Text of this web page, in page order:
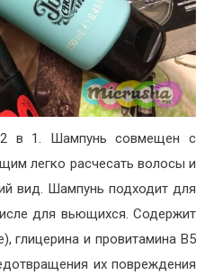
2 в 1. Шампунь совмещен с
легко расчесать волосы и
вид. Шампунь подходит для
для вьющихся. Содержит
глицерина и провитамина В5
их повреждения